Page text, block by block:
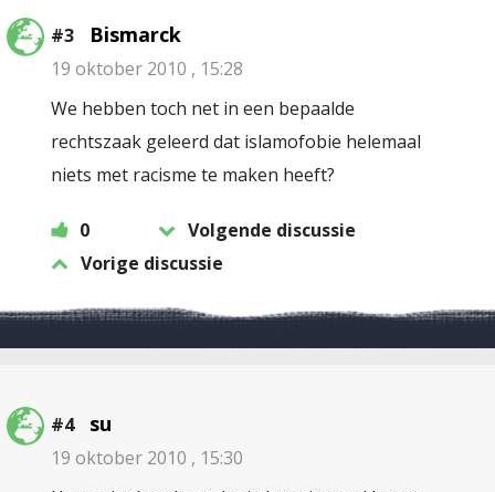
#3 Bismarck
19 oktober 2010 , 15:28
We hebben toch net in een bepaalde
rechtszaak geleerd dat islamofobie helemaal
niets met racisme te maken heeft?
0
Volgende discussie
Vorige discussie
#4 su
19 oktober 2010 , 15:30